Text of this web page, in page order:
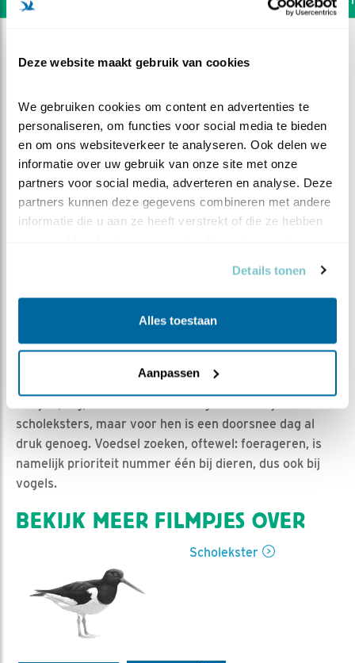
Deze website maakt gebruik van cookies
We gebruiken cookies om content en advertenties te
personaliseren, om functies voor social media te bieden
en om ons websiteverkeer te analyseren. Ook delen we
informatie over uw gebruik van onze site met onze
partners voor social media, adverteren en analyse. Deze
partners kunnen deze gegevens combineren met andere
informatie die u aan ze heeft verstrekt of die ze hebben
Details tonen
Alles toestaan
Aanpassen
Een doorsnee dag
Nina de Rooij | Geplaatst op 22 april 2023, 9:11 |
Vind
Bewaar dit filmpje|
376x
scholeksters, maar voor hen is een doorsnee dag al
druk genoeg. Voedsel zoeken, oftewel: foerageren, is
namelijk prioriteit nummer één bij dieren, dus ook bij
vogels.
BEKIJK MEER FILMPJES OVER
Scholekster